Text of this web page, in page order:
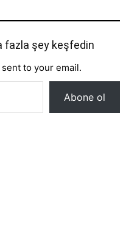
fazla şey keşfedin
to your email.
Abone ol